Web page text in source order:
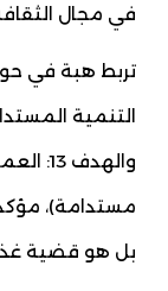
في مجال
تربط هبة في
مستدامة)،
بل هو قضية